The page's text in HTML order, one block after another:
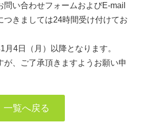
い合わせフォームおよびE-mail
つきましては24時間受け付けてお
4日（月）以降となります。
が、ご了承頂きますようお願い申
一覧へ戻る